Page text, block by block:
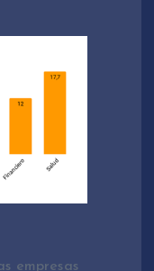
empresas